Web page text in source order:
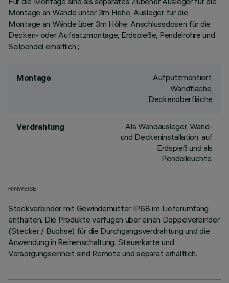
Montage an Wände unter 3m Höhe, Ausleger für die
Montage an Wände über 3m Höhe, Anschlussdosen für die
Decken- oder Aufsatzmontage, Erdspieße, Pendelrohre und
Seilpendel erhältlich.;
Montage
Aufputzmontiert,
Wandfläche,
Deckenoberfläche
Verdrahtung
Als Wandausleger, Wand-
und Deckeninstallation, auf
Erdspieß und als
Pendelleuchte.
HINWEISE
Steckverbinder mit Gewindemutter IP68 im Lieferumfang
enthalten. Die Produkte verfügen über einen Doppelverbinder
(Stecker / Buchse) für die Durchgangsverdrahtung und die
Anwendung in Reihenschaltung. Steuerkarte und
Versorgungseinheit sind Remote und separat erhältlich.